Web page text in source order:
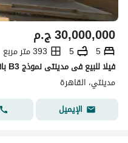
ج.م30,000,000
5
5
393 متر مربع
مدينتي، القاهرة
الإيميل